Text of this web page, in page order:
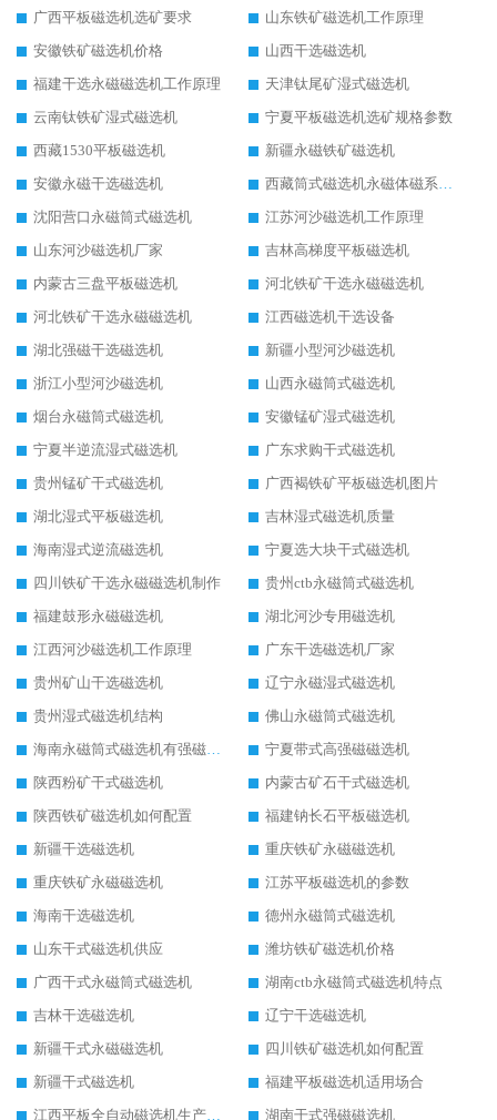
广西平板磁选机选矿要求
山东铁矿磁选机工作原理
安徽铁矿磁选机价格
山西干选磁选机
福建干选永磁磁选机工作原理
天津钛尾矿湿式磁选机
云南钛铁矿湿式磁选机
宁夏平板磁选机选矿规格参数
西藏1530平板磁选机
新疆永磁铁矿磁选机
安徽永磁干选磁选机
西藏筒式磁选机永磁体磁系设计
沈阳营口永磁筒式磁选机
江苏河沙磁选机工作原理
山东河沙磁选机厂家
吉林高梯度平板磁选机
内蒙古三盘平板磁选机
河北铁矿干选永磁磁选机
河北铁矿干选永磁磁选机
江西磁选机干选设备
湖北强磁干选磁选机
新疆小型河沙磁选机
浙江小型河沙磁选机
山西永磁筒式磁选机
烟台永磁筒式磁选机
安徽锰矿湿式磁选机
宁夏半逆流湿式磁选机
广东求购干式磁选机
贵州锰矿干式磁选机
广西褐铁矿平板磁选机图片
湖北湿式平板磁选机
吉林湿式磁选机质量
海南湿式逆流磁选机
宁夏选大块干式磁选机
四川铁矿干选永磁磁选机制作
贵州ctb永磁筒式磁选机
福建鼓形永磁磁选机
湖北河沙专用磁选机
江西河沙磁选机工作原理
广东干选磁选机厂家
贵州矿山干选磁选机
辽宁永磁湿式磁选机
贵州湿式磁选机结构
佛山永磁筒式磁选机
海南永磁筒式磁选机有强磁的吗
宁夏带式高强磁磁选机
陕西粉矿干式磁选机
内蒙古矿石干式磁选机
陕西铁矿磁选机如何配置
福建钠长石平板磁选机
新疆干选磁选机
重庆铁矿永磁磁选机
重庆铁矿永磁磁选机
江苏平板磁选机的参数
海南干选磁选机
德州永磁筒式磁选机
山东干式磁选机供应
潍坊铁矿磁选机价格
广西干式永磁筒式磁选机
湖南ctb永磁筒式磁选机特点
吉林干选磁选机
辽宁干选磁选机
新疆干式永磁磁选机
四川铁矿磁选机如何配置
新疆干式磁选机
福建平板磁选机适用场合
江西平板全自动磁选机生产厂家
湖南干式强磁磁选机